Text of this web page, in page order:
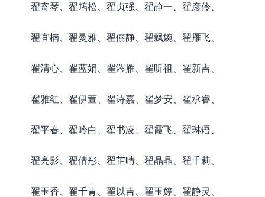
翟寄琴、翟筠松、翟贞强、翟静一、翟彦伶、
翟宜楠、翟曼雅、翟俪静、翟飘婉、翟雁飞、
翟清心、翟蓝娟、翟涔雁、翟听祖、翟新吉、
翟雅红、翟伊萱、翟诗嘉、翟梦安、翟承睿、
翟平春、翟吟白、翟书凌、翟霞飞、翟琳语、
翟亮影、翟倩彤、翟芷晴、翟晶晶、翟千莉、
翟玉香、翟千青、翟以吉、翟玉婷、翟静灵、